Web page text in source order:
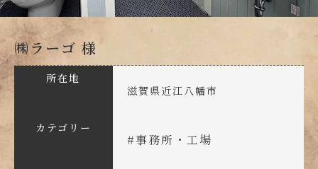
㈱ラーゴ 様
所在地
滋賀県近江八幡市
カテゴリー
#事務所・工場